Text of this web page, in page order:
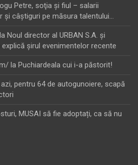
Petre, soţia şi fiul – salarii
şi câştiguri pe măsura talentului…
la Noul director al URBAN S.A. şi
şirul evenimentelor recente
la Puchiardeala cui i-a păstorit!
pentru 64 de autogunoiere, scapă
MUSAI să fie adoptați, ca să nu